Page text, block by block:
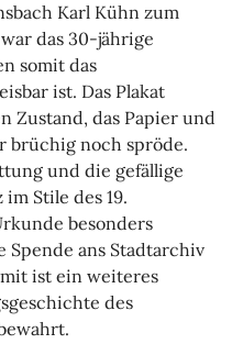
Karl Kühn zum
das 30-jährige
somit das
ist. Das Plakat
Zustand, das Papier und
brüchig noch spröde.
und die gefällige
Stile des 19.
besonders
Spende ans Stadtarchiv
ist ein weiteres
des